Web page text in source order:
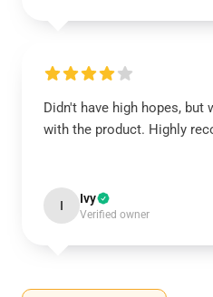
Didn't have high hopes, but
with the product. Highly
I Ivy
Verified owner